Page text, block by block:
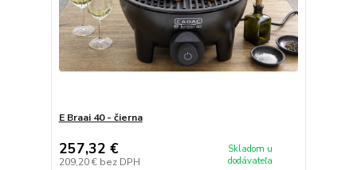
E Braai 40 - čierna
257,32 €
209,20 € bez DPH
Skladom u
dodávateľa